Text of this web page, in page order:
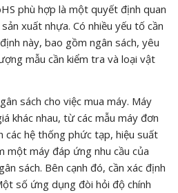
phù hợp là một quyết định quan
xuất nhựa. Có nhiều yếu tố cần
này, bao gồm ngân sách, yêu
mẫu cần kiểm tra và loại vật
sách cho việc mua máy. Máy
khác nhau, từ các mẫu máy đơn
các hệ thống phức tạp, hiệu suất
một máy đáp ứng nhu cầu của
sách. Bên cạnh đó, cần xác định
số ứng dụng đòi hỏi độ chính